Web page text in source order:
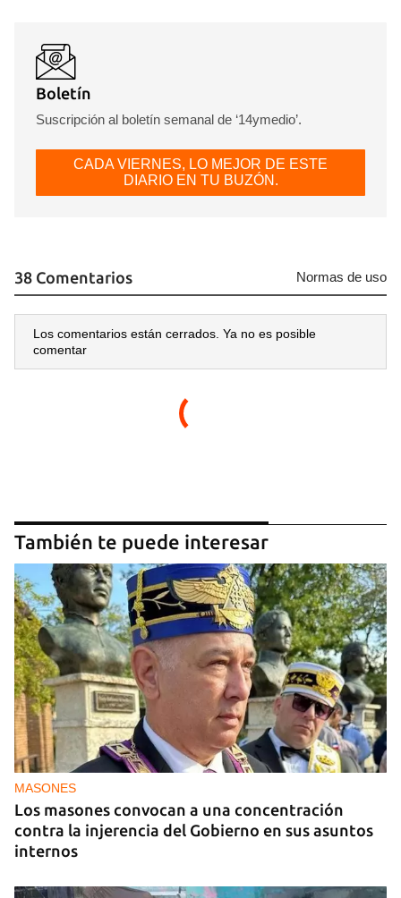
Boletín
Suscripción al boletín semanal de ‘14ymedio’.
CADA VIERNES, LO MEJOR DE ESTE
DIARIO EN TU BUZÓN.
38 Comentarios Normas de uso
Los comentarios están cerrados. Ya no es posible
comentar
También te puede interesar
MASONES
Los masones convocan a una concentración
contra la injerencia del Gobierno en sus asuntos
internos